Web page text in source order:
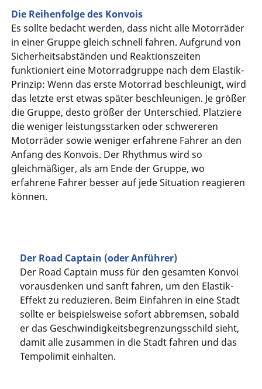
Die Reihenfolge des Konvois
Es sollte bedacht werden, dass nicht alle Motorräder
in einer Gruppe gleich schnell fahren. Aufgrund von
Sicherheitsabständen und Reaktionszeiten
funktioniert eine Motorradgruppe nach dem Elastik-
Prinzip: Wenn das erste Motorrad beschleunigt, wird
das letzte erst etwas später beschleunigen. Je größer
die Gruppe, desto größer der Unterschied. Platziere
die weniger leistungsstarken oder schwereren
Motorräder sowie weniger erfahrene Fahrer an den
Anfang des Konvois. Der Rhythmus wird so
gleichmäßiger, als am Ende der Gruppe, wo
erfahrene Fahrer besser auf jede Situation reagieren
können.
Der Road Captain (oder Anführer)
Der Road Captain muss für den gesamten Konvoi
vorausdenken und sanft fahren, um den Elastik-
Effekt zu reduzieren. Beim Einfahren in eine Stadt
sollte er beispielsweise sofort abbremsen, sobald
er das Geschwindigkeitsbegrenzungsschild sieht,
damit alle zusammen in die Stadt fahren und das
Tempolimit einhalten.